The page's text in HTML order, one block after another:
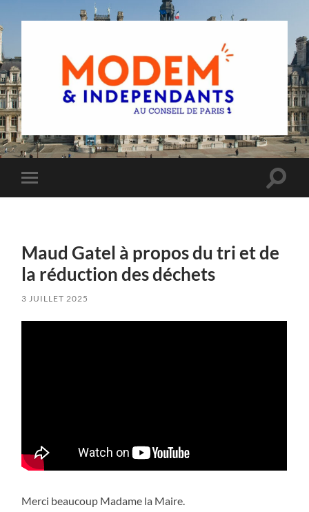
Groupe
MoDem
et
de
Toggle
mobile
Toggle
Maud Gatel à propos du tri et de
la réduction des déchets
3 JUILLET 2025
Merci beaucoup Madame la Maire.